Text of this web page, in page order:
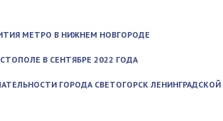
МЕТРО В НИЖНЕМ НОВГОРОДЕ
В СЕНТЯБРЕ 2022 ГОДА
ГОРОДА СВЕТОГОРСК ЛЕНИНГРАДСКОЙ